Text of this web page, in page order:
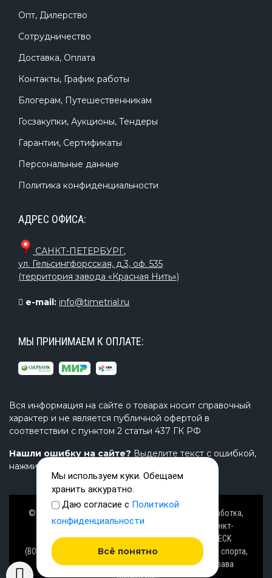
Опт, Дилерство
Сотрудничество
Доставка, Оплата
Контакты, График работы
Блогерам, Путешественникам
Госзакупки, Аукционы, Тендеры
Гарантии, Сертификаты
Персональные данные
Политика конфиденциальности
АДРЕС ОФИСА:
САНКТ-ПЕТЕРБУРГ,
ул. Гельсингфорсская, д.3, оф. 535
(территория завода «Красная Нить»)
e-mail: info@timetrial.ru
МЫ ПРИНИМАЕМ К ОПЛАТЕ:
Вся информация на сайте о товарах носит справочный
характер и не является публичной офертой в
соответствии с пунктом 2 статьи 437 ГК РФ
Нашли ошибку на сайте? Выделите текст с ошибкой,
нажмите Ctrl+Enter и напишите нам.
© Завод TimeTrial (ТаймТриал) - производство, разработка,
проектирование надувных изделий, товаров в Санкт-
Петербурге с 2000 г. из ПВХ (PVC), ТПУ (TPU), AIRDECK
(ВОЗДУШНАЯ ПАЛУБА), OXFORD (ОКСФОРД) ткани для спорта,
активного отдыха на воде и аттракционов. Все права
Мы используем куки. Обещаем
хранить аккуратно.
Даю согласие с Политикой
конфиденциальности
Всё понятно